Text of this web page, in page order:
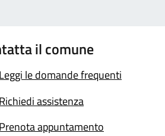
il comune
Leggi le domande frequenti
Richiedi assistenza
Prenota appuntamento